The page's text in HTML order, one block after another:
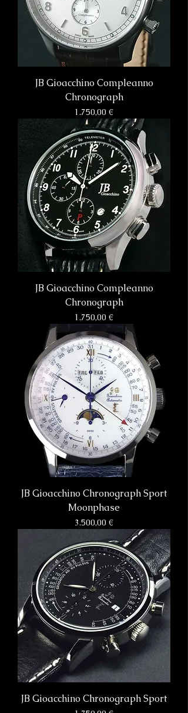
JB Gioacchino Compleanno
Chronograph
Preis
1.750,00 €
JB Gioacchino Compleanno
Chronograph
Preis
1.750,00 €
JB Gioacchino Chronograph Sport
Moonphase
Preis
3.500,00 €
JB Gioacchino Chronograph Sport